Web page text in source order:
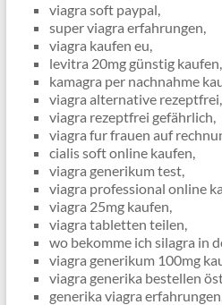
viagra soft paypal,
super viagra erfahrungen,
viagra kaufen eu,
levitra 20mg günstig kaufen,
kamagra per nachnahme
viagra alternative rezeptfrei,
viagra rezeptfrei gefährlich,
viagra fur frauen auf
cialis soft online kaufen,
viagra generikum test,
viagra professional online
viagra 25mg kaufen,
viagra tabletten teilen,
wo bekomme ich silagra in
viagra generikum 100mg
viagra generika bestellen
generika viagra